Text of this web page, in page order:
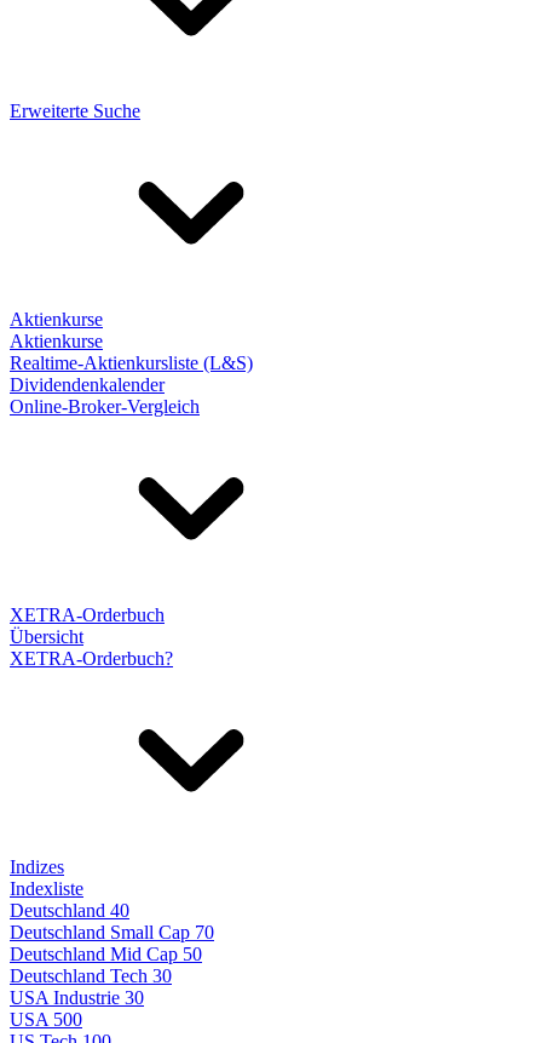
Erweiterte Suche
Aktienkurse
Aktienkurse
Realtime-Aktienkursliste (L&S)
Dividendenkalender
Online-Broker-Vergleich
XETRA-Orderbuch
Übersicht
XETRA-Orderbuch?
Indizes
Indexliste
Deutschland 40
Deutschland Small Cap 70
Deutschland Mid Cap 50
Deutschland Tech 30
USA Industrie 30
USA 500